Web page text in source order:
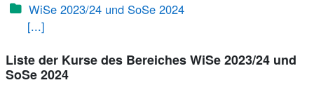
WiSe 2023/24 und SoSe 2024
[...]
Liste der Kurse des Bereiches WiSe 2023/24 und
SoSe 2024